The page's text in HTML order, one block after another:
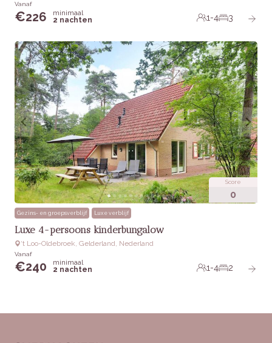
Vanaf
€226
minimaal
2 nachten
1-4 3
Score
0
Gezins- en groepsverblijf Luxe verblijf
Luxe 4-persoons kinderbungalow
‘t Loo-Oldebroek, Gelderland, Nederland
Vanaf
€240
minimaal
2 nachten
1-4 2